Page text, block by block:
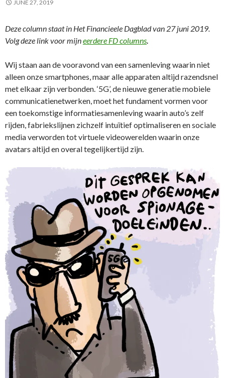
JUNE 27, 2019
Deze column staat in Het Financieele Dagblad van 27 juni 2019.
Volg deze link voor mijneerdere FD columns.
Wij staan aan de vooravond van een samenleving waarin niet
alleen onze smartphones, maar alle apparaten altijd razendsnel
met elkaar zijn verbonden. ‘5G’, de nieuwe generatie mobiele
communicatienetwerken, moet het fundament vormen voor
een toekomstige informatiesamenleving waarin auto’s zelf
rijden, fabriekslijnen zichzelf intuïtief optimaliseren en sociale
media verworden tot virtuele videowerelden waarin onze
avatars altijd en overal tegelijkertijd zijn.